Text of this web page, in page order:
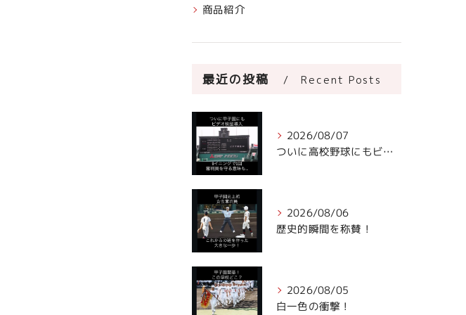
商品紹介
最近の投稿 Recent Posts
2026/08/07
ついに高校野球にもビデオ判定が！
2026/08/06
歴史的瞬間を称賛！
2026/08/05
白一色の衝撃！